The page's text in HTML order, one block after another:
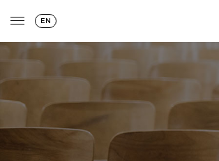
EN